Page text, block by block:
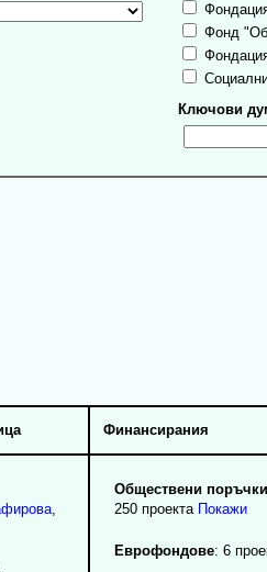
Фонд
Ключови
Финансирания
,
Обществени
250 проекта Покажи
Еврофондове: 6